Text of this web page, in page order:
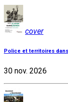
cover
Police et territoires
30 nov. 2026